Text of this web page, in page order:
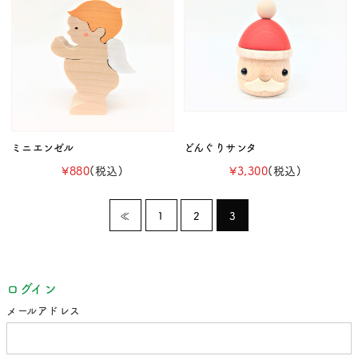
ミニエンゼル
¥880(税込)
どんぐりサンタ
¥3,300(税込)
≪ 1 2 3
ログイン
メールアドレス